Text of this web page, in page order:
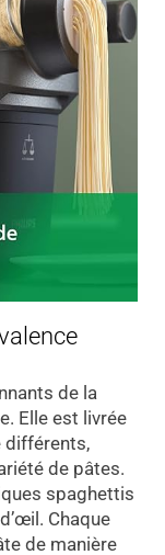
de la
Elle est livrée
différents,
de pâtes.
spaghettis
Chaque
de manière